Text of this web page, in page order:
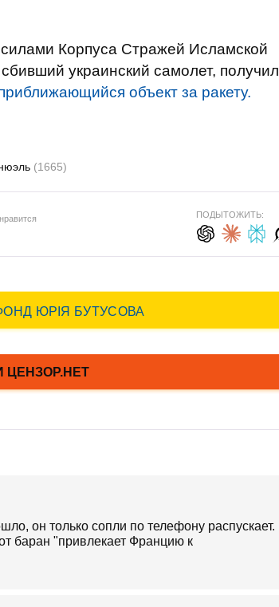
Корпуса Стражей Исламской
украинский самолет, получил
объект за ракету.
(1665)
ПОДЫТОЖИТЬ:
он только сопли по телефону распускает.
баран "привлекает Францию к